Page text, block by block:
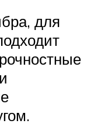
для